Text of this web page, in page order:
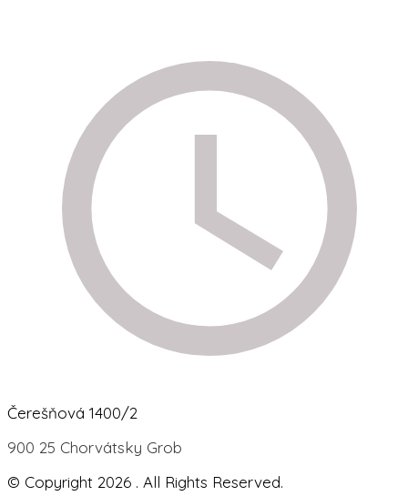
Čerešňová 1400/2
900 25 Chorvátsky Grob
© Copyright 2026 . All Rights Reserved.